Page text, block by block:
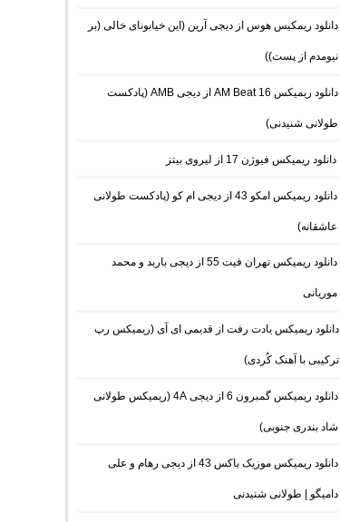
دانلود ریمکیس هوس از دیجی آرین (این خیابونای خالی (بر
نیومدم از پست))
دانلود ریمیکس AM Beat 16 از دیجی AMB (پادکست
طولانی شنیدنی)
دانلود ریمیکس فیوژن 17 از لیروی بیتز
دانلود ریمیکس امکو 43 از دیجی ام کو (پادکست طولانی
عاشقانه)
دانلود ریمیکس تهران فیت 55 از دیجی باربد و محمد
موریانی
دانلود ریمیکس یادت رفت از قدیمی ای آی (ریمیکس رپ
ترکیبی با آهنک کُردی)
دانلود ریمیکس گمبرون 6 از دیجی 4A (ریمیکس طولانی
شاد بندری جنوبی)
دانلود ریمیکس موزیک باکس 43 از دیجی رهام و علی
دامیگو | طولانی شنیدنی